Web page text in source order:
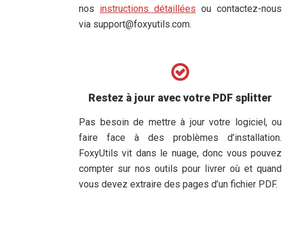
nos instructions détaillées ou contactez-nous
via support@foxyutils.com.
Restez à jour avec votre PDF splitter
Pas besoin de mettre à jour votre logiciel, ou
faire face à des problèmes d’installation.
FoxyUtils vit dans le nuage, donc vous pouvez
compter sur nos outils pour livrer où et quand
vous devez extraire des pages d’un fichier PDF.